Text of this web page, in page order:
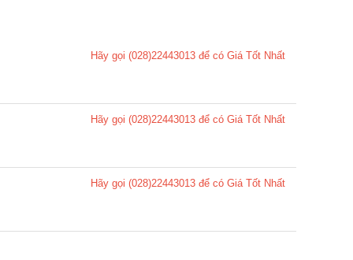
Hãy gọi (028)22443013 để có Giá Tốt Nhất
Hãy gọi (028)22443013 để có Giá Tốt Nhất
Hãy gọi (028)22443013 để có Giá Tốt Nhất